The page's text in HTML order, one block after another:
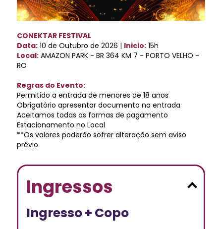
CONEKTAR FESTIVAL
Data:10 de Outubro de 2026 | Inicio:15h
Local:AMAZON PARK - BR 364 KM 7 - PORTO VELHO -
RO
Regras do Evento:
Permitido a entrada de menores de 18 anos
Obrigatório apresentar documento na entrada
Aceitamos todas as formas de pagamento
Estacionamento no Local
**Os valores poderão sofrer alteração sem aviso
prévio
Ingressos
Ingresso + Copo